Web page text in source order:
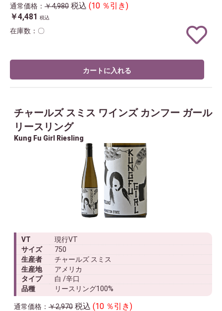
通常価格： ￥4,980 税込 (10 ％引き)
￥4,481 税込
在庫数：〇
カートに入れる
チャールズ スミス ワインズ カンフー ガール
リースリング
Kung Fu Girl Riesling
VT
現行VT
サイズ
750
生産者
チャールズ スミス
生産地
アメリカ
タイプ
白 /辛口
品種
リースリング100%
通常価格： ￥2,970 税込 (10 ％引き)